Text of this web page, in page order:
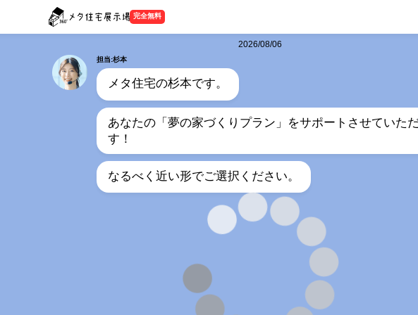
完全無料
2026/08/06
担当:杉本
メタ住宅の杉本です。
あなたの「夢の家づくりプラン」をサポートさせていた
す！
なるべく近い形でご選択ください。